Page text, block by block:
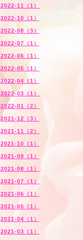
2022-11（1）
2022-10（1）
2022-08（3）
2022-07（1）
2022-06（1）
2022-05（1）
2022-04（1）
2022-03（1）
2022-01（2）
2021-12（3）
2021-11（2）
2021-10（1）
2021-09（1）
2021-08（1）
2021-07（1）
2021-06（1）
2021-05（1）
2021-04（1）
2021-03（1）